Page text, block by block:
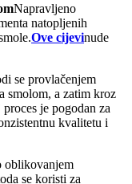
Napravljeno
natopljenih
Ove cijevinude
se provlačenjem
smolom, a zatim kroz
je pogodan za
kvalitetu i
oblikovanjem
se koristi za